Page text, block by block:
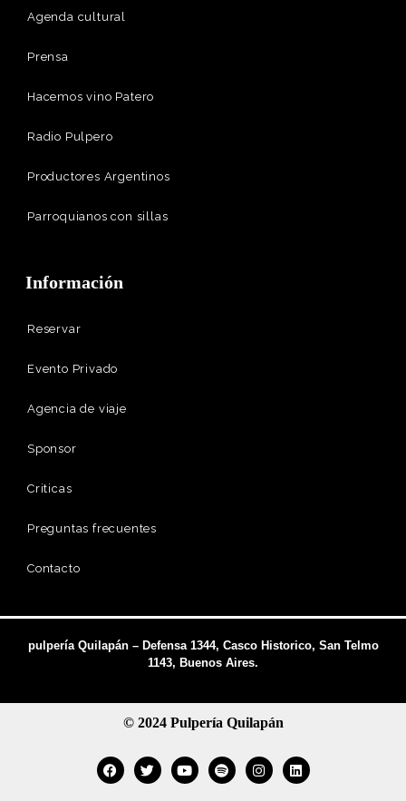
Agenda cultural
Prensa
Hacemos vino Patero
Radio Pulpero
Productores Argentinos
Parroquianos con sillas
Información
Reservar
Evento Privado
Agencia de viaje
Sponsor
Criticas
Preguntas frecuentes
Contacto
pulpería Quilapán – Defensa 1344, Casco Historico, San Telmo
1143, Buenos Aires.
© 2024 Pulpería Quilapán
FacebookTwitterYoutubeSpotifyInstagramLinkedin